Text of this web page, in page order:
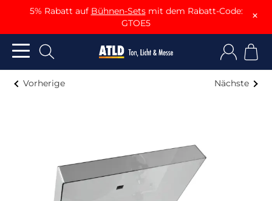
5% Rabatt auf Bühnen-Setsmit dem Rabatt-Code:
GTOE5
×
Vorherige Nächste